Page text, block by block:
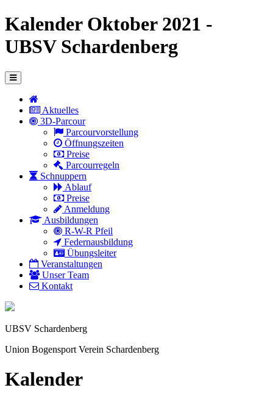
Kalender Oktober 2021 -
UBSV Schardenberg
Aktuelles
3D-Parcour
Parcourvorstellung
Öffnungszeiten
Preise
Parcourregeln
Schnuppern
Ablauf
Preise
Anmeldung
Ausbildungen
R-W-R Pfeil
Federnausbildung
Übungsleiter
Veranstaltungen
Unser Team
Kontakt
UBSV Schardenberg
Union Bogensport Verein Schardenberg
Kalender